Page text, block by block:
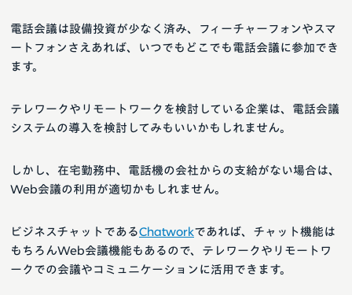
電話会議は設備投資が少なく済み、フィーチャーフォンやスマ
ートフォンさえあれば、いつでもどこでも電話会議に参加でき
ます。
テレワークやリモートワークを検討している企業は、電話会議
システムの導入を検討してみもいいかもしれません。
しかし、在宅勤務中、電話機の会社からの支給がない場合は、
Web会議の利用が適切かもしれません。
ビジネスチャットであるChatworkであれば、チャット機能は
もちろんWeb会議機能もあるので、テレワークやリモートワ
ークでの会議やコミュニケーションに活用できます。